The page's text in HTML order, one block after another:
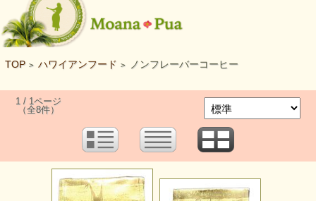
TOP > ハワイアンフード > ノンフレーバーコーヒー
1 / 1ページ
（全8件）